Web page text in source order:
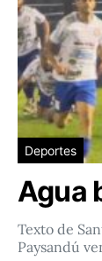
Deportes
Agua
Texto de
Paysandú